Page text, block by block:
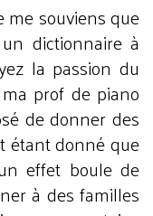
me souviens que
dictionnaire à
la passion du
prof de piano
de donner des
étant donné que
effet boule de
à des familles